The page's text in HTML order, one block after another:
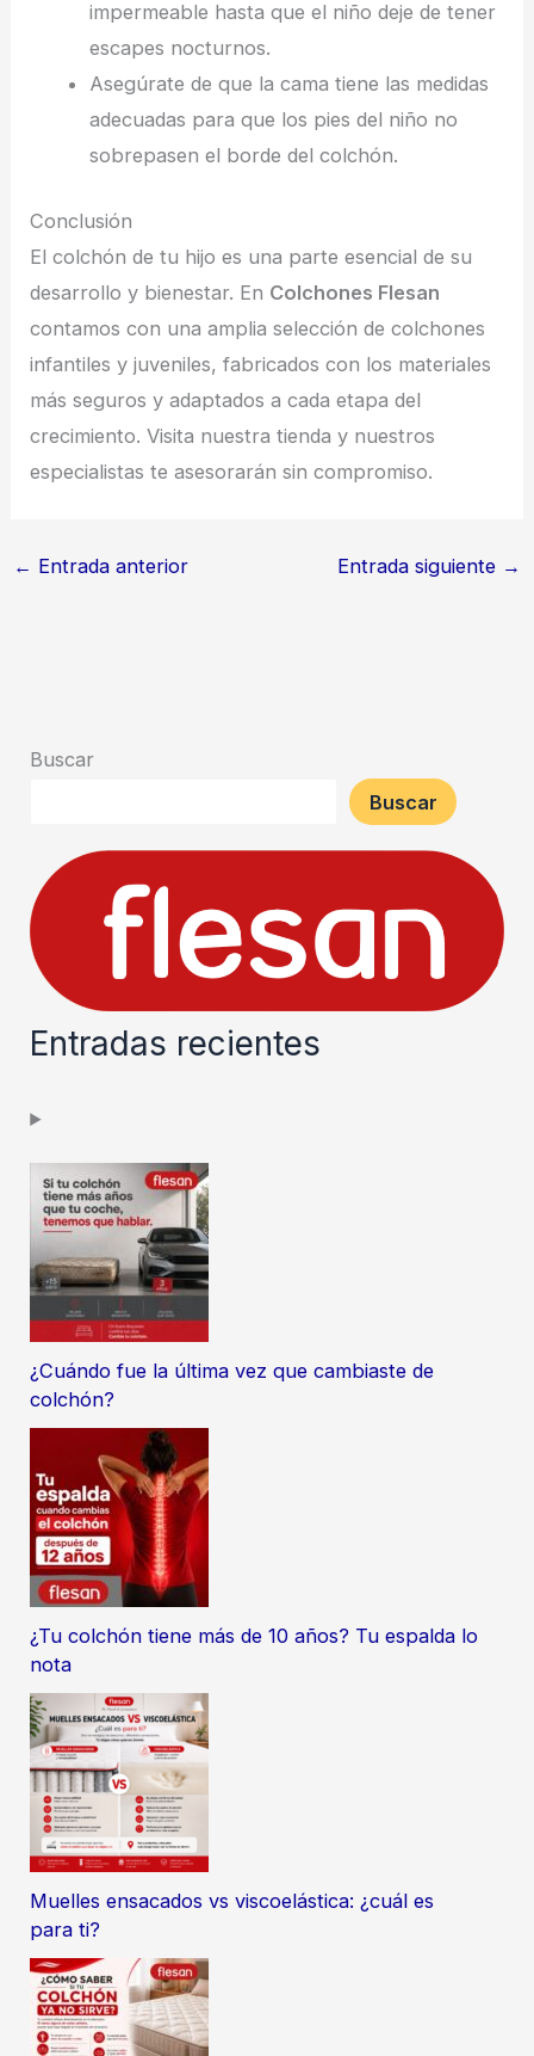
impermeable hasta que el niño deje de tener
escapes nocturnos.
Asegúrate de que la cama tiene las medidas
adecuadas para que los pies del niño no
sobrepasen el borde del colchón.
Conclusión
El colchón de tu hijo es una parte esencial de su
desarrollo y bienestar. En Colchones Flesan
contamos con una amplia selección de colchones
infantiles y juveniles, fabricados con los materiales
más seguros y adaptados a cada etapa del
crecimiento. Visita nuestra tienda y nuestros
especialistas te asesorarán sin compromiso.
← Entrada anterior Entrada siguiente →
Buscar
Buscar
Entradas recientes
¿Cuándo fue la última vez que cambiaste de
colchón?
¿Tu colchón tiene más de 10 años? Tu espalda lo
nota
Muelles ensacados vs viscoelástica: ¿cuál es
para ti?